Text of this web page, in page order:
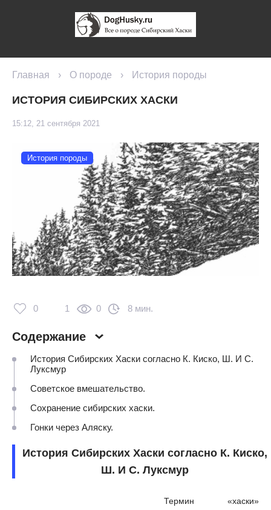
Главная › О породе › История породы
ИСТОРИЯ СИБИРСКИХ ХАСКИ
15:12, 21 сентября 2021
История породы
0 1 0 8 мин.
Содержание
История Сибирских Хаски согласно К. Киско, Ш. И С.
Луксмур
Советское вмешательство.
Сохранение сибирских хаски.
Гонки через Аляску.
История Сибирских Хаски согласно К. Киско,
Ш. И С. Луксмур
Термин «хаски»